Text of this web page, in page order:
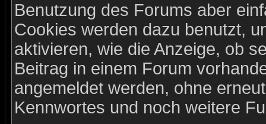
Benutzung des Forums aber
Cookies werden dazu benutzt,
aktivieren, wie die Anzeige, ob
Beitrag in einem Forum
angemeldet werden, ohne
Kennwortes und noch weitere